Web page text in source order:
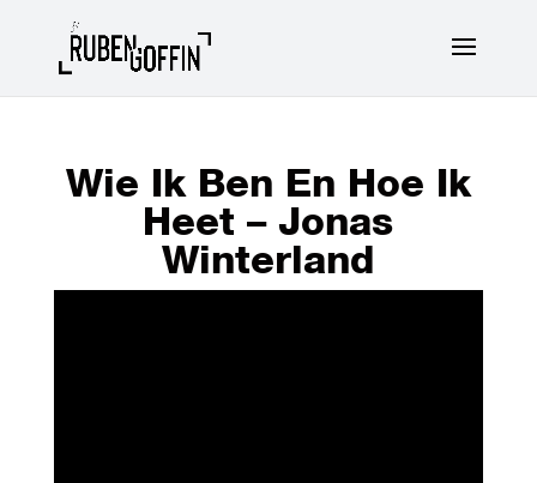
Wie Ik Ben En Hoe Ik
Heet – Jonas
Winterland